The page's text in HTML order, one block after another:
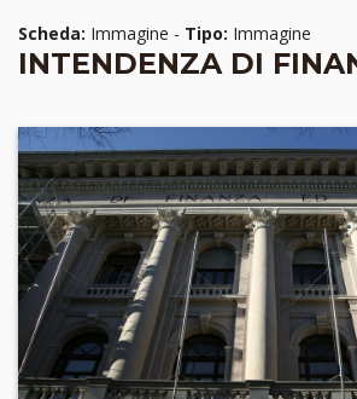
Scheda: Immagine - Tipo: Immagine
INTENDENZA DI